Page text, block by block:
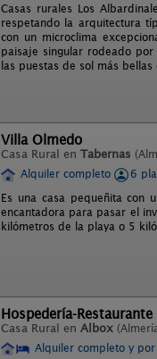
Casas rurales Los
respetando la arquitectura
con un microclima
paisaje singular rodeado
las puestas de sol más bellas
Villa Olmedo
Casa Rural en Tabernas
Alquiler completo
6
Es una casa pequeñita con
encantadora para pasar el
kilómetros de la playa o 5
Hospedería-
Casa Rural en Albox
Alquiler completo y por